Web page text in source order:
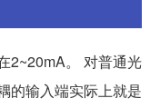
2~20mA。 对普通光
的输入端实际上就是